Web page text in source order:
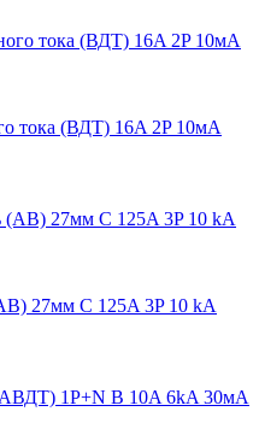
тока (ВДТ) 16A 2P 10мА
27мм C 125A 3P 10 kA